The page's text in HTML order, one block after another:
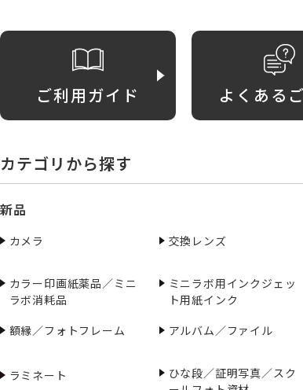
ご利用ガイド よくある
カテゴリから探す
新品
カメラ 交換レンズ
カラー印画紙薬品／ミニ
ラボ消耗品
ミニラボ用インクジェッ
ト用紙インク
額縁／フォトフレーム
アルバム／ファイル
ラミネート
ひな段／証明写真／スク